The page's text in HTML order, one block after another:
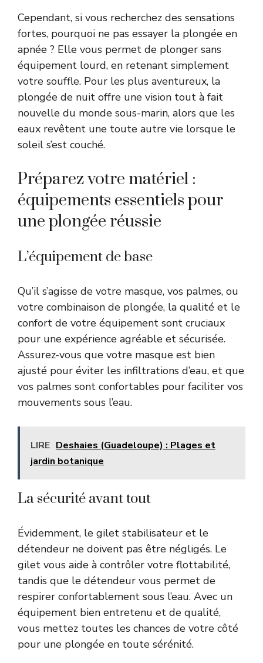
Cependant, si vous recherchez des sensations
fortes, pourquoi ne pas essayer la plongée en
apnée ? Elle vous permet de plonger sans
équipement lourd, en retenant simplement
votre souffle. Pour les plus aventureux, la
plongée de nuit offre une vision tout à fait
nouvelle du monde sous-marin, alors que les
eaux revêtent une toute autre vie lorsque le
soleil s’est couché.
Préparez votre matériel :
équipements essentiels pour
une plongée réussie
L’équipement de base
Qu’il s’agisse de votre masque, vos palmes, ou
votre combinaison de plongée, la qualité et le
confort de votre équipement sont cruciaux
pour une expérience agréable et sécurisée.
Assurez-vous que votre masque est bien
ajusté pour éviter les infiltrations d’eau, et que
vos palmes sont confortables pour faciliter vos
mouvements sous l’eau.
LIRE Deshaies (Guadeloupe) : Plages et
jardin botanique
La sécurité avant tout
Évidemment, le gilet stabilisateur et le
détendeur ne doivent pas être négligés. Le
gilet vous aide à contrôler votre flottabilité,
tandis que le détendeur vous permet de
respirer confortablement sous l’eau. Avec un
équipement bien entretenu et de qualité,
vous mettez toutes les chances de votre côté
pour une plongée en toute sérénité.